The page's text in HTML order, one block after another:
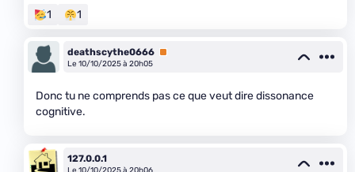
1 1
deathscythe0666 Premium
Le 10/10/2025 à 20h05
Donc tu ne comprends pas ce que veut dire dissonance
cognitive.
127.0.0.1